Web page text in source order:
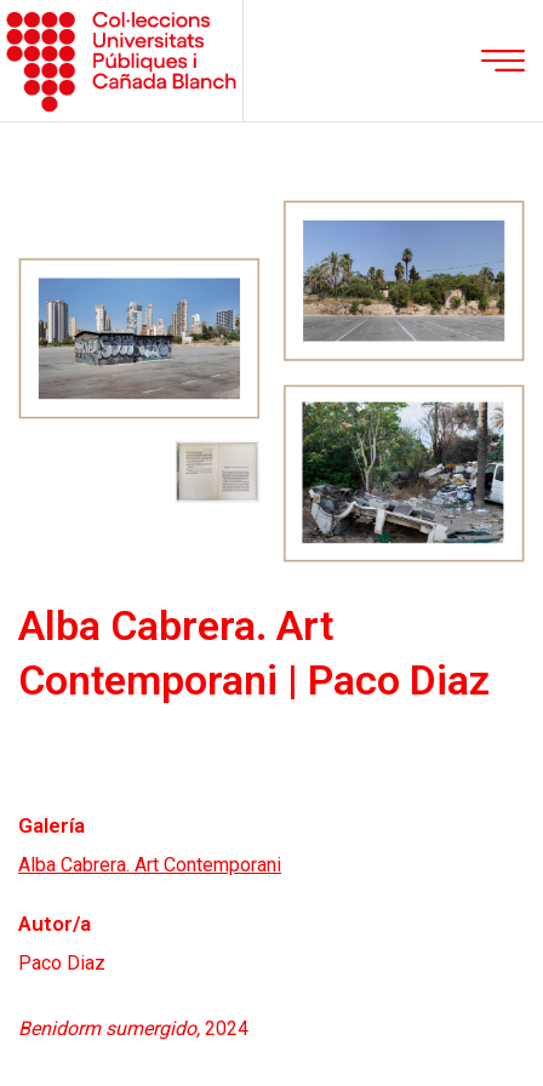
Alba Cabrera. Art
Contemporani | Paco Diaz
Galería
Alba Cabrera. Art Contemporani
Autor/a
Paco Diaz
Benidorm sumergido, 2024